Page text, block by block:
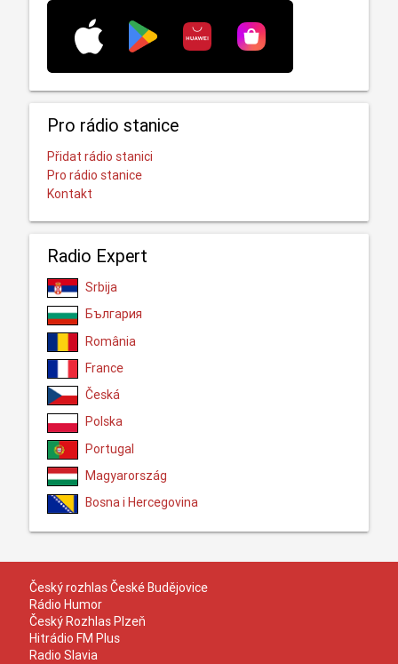
Pro rádio stanice
Přidat rádio stanici
Pro rádio stanice
Kontakt
Radio Expert
Srbija
България
România
France
Česká
Polska
Portugal
Magyarország
Bosna i Hercegovina
Český rozhlas České Budějovice
Rádio Humor
Český Rozhlas Plzeň
Hitrádio FM Plus
Radio Slavia